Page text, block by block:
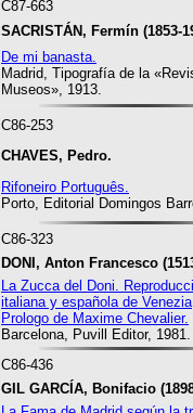
C87-663
SACRISTÁN, Fermín (1853-
De mi banasta.
Madrid, Tipografía de la
Museos», 1913.
C86-253
CHAVES, Pedro.
Rifoneiro Português.
Porto, Editorial Domingos
C86-323
DONI, Anton Francesco
La Zucca del Doni.
italiana y española de
Prologo de Maxime Chevalier.
Barcelona, Puvill Editor, 1981.
C86-436
GIL GARCÍA, Bonifacio